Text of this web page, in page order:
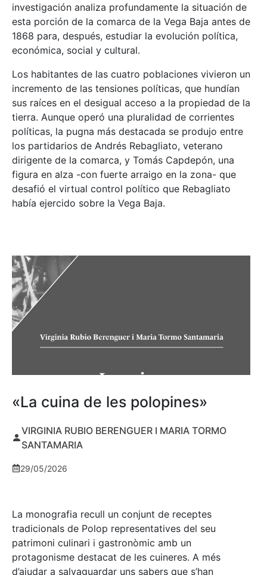
investigación analiza profundamente la situación de
esta porción de la comarca de la Vega Baja antes de
1868 para, después, estudiar la evolución política,
económica, social y cultural.
Los habitantes de las cuatro poblaciones vivieron un
incremento de las tensiones políticas, que hundían
sus raíces en el desigual acceso a la propiedad de la
tierra. Aunque operó una pluralidad de corrientes
políticas, la pugna más destacada se produjo entre
los partidarios de Andrés Rebagliato, veterano
dirigente de la comarca, y Tomás Capdepón, una
figura en alza -con fuerte arraigo en la zona- que
desafió el virtual control político que Rebagliato
había ejercido sobre la Vega Baja.
«La cuina de les polopines»
VIRGINIA RUBIO BERENGUER I MARIA TORMO
SANTAMARIA
29/05/2026
La monografia recull un conjunt de receptes
tradicionals de Polop representatives del seu
patrimoni culinari i gastronòmic amb un
protagonisme destacat de les cuineres. A més
d’ajudar a salvaguardar uns sabers que s’han